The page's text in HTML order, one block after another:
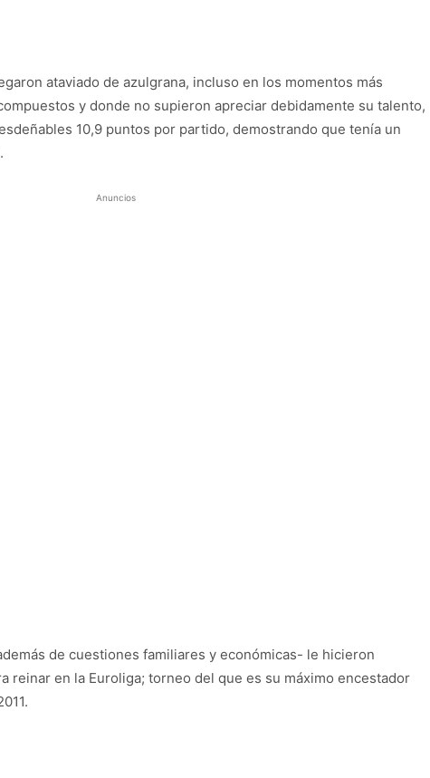
ataviado de azulgrana, incluso en los momentos más
y donde no supieron apreciar debidamente su talento,
10,9 puntos por partido, demostrando que tenía un
Anuncios
de cuestiones familiares y económicas- le hicieron
reinar en la Euroliga; torneo del que es su máximo encestador